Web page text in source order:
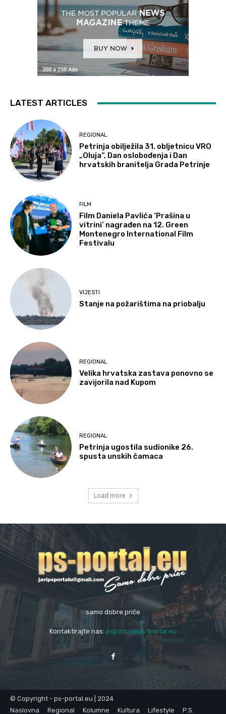
LATEST ARTICLES
REGIONAL
Petrinja obilježila 31. obljetnicu VRO
„Oluja“, Dan oslobođenja i Dan
hrvatskih branitelja Grada Petrinje
FILM
Film Daniela Pavlića ‘Prašina u
vitrini’ nagrađen na 12. Green
Montenegro International Film
Festivalu
VIJESTI
Stanje na požarištima na priobalju
REGIONAL
Velika hrvatska zastava ponovno se
zavijorila nad Kupom
REGIONAL
Petrinja ugostila sudionike 26.
spusta unskih čamaca
Load more
samo dobre priče
Kontaktirajte nas: psportal@ps-portal.eu
© Copyright - ps-portal.eu | 2024
Naslovna
Regional Kolumne Kultura Lifestyle P.S.